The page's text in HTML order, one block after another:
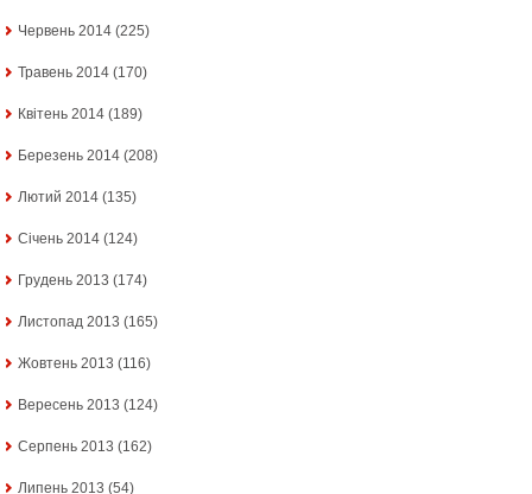
Червень 2014 (225)
Травень 2014 (170)
Квітень 2014 (189)
Березень 2014 (208)
Лютий 2014 (135)
Січень 2014 (124)
Грудень 2013 (174)
Листопад 2013 (165)
Жовтень 2013 (116)
Вересень 2013 (124)
Серпень 2013 (162)
Липень 2013 (54)